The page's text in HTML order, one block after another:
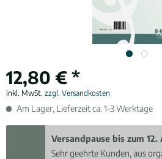
12,80 € *
inkl. MwSt. zzgl. Versandkosten
Am Lager, Lieferzeit ca. 1-3 Werktage
Versandpause bis zum 12.
Sehr geehrte Kunden, aus